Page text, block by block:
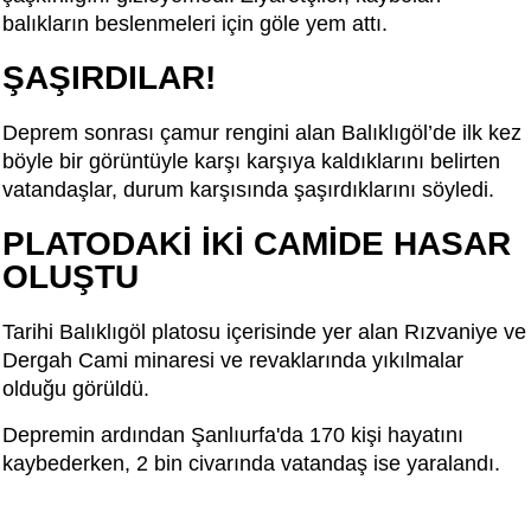
balıkların beslenmeleri için göle yem attı.
ŞAŞIRDILAR!
Deprem sonrası çamur rengini alan Balıklıgöl’de ilk kez
böyle bir görüntüyle karşı karşıya kaldıklarını belirten
vatandaşlar, durum karşısında şaşırdıklarını söyledi.
PLATODAKİ İKİ CAMİDE HASAR
OLUŞTU
Tarihi Balıklıgöl platosu içerisinde yer alan Rızvaniye ve
Dergah Cami minaresi ve revaklarında yıkılmalar
olduğu görüldü.
Depremin ardından Şanlıurfa'da 170 kişi hayatını
kaybederken, 2 bin civarında vatandaş ise yaralandı.